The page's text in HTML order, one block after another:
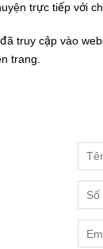
trực tiếp với
truy cập vào
trang.